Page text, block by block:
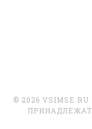
© 2026